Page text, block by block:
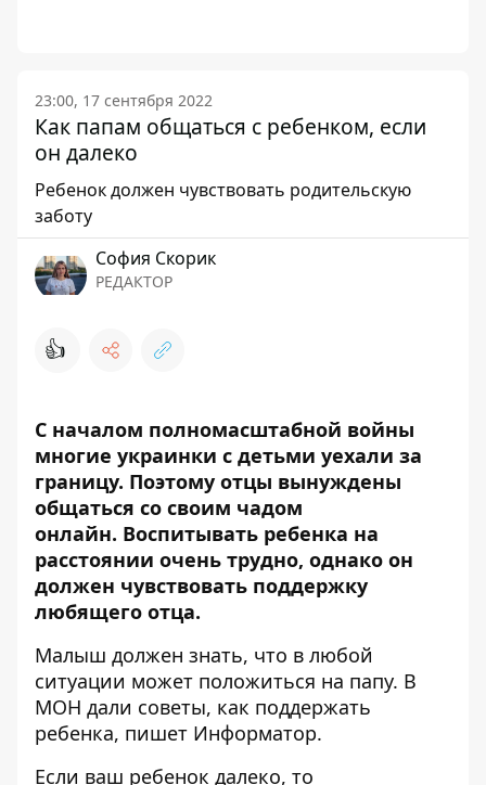
23:00, 17 сентября 2022
Как папам общаться с ребенком, если
он далеко
Ребенок должен чувствовать родительскую
заботу
София Скорик
РЕДАКТОР
👍
С началом полномасштабной войны
многие украинки с детьми уехали за
границу. Поэтому отцы вынуждены
общаться со своим чадом
онлайн. Воспитывать ребенка на
расстоянии очень трудно, однако он
должен чувствовать поддержку
любящего отца.
Малыш должен знать, что в любой
ситуации может положиться на папу. В
МОН дали советы, как поддержать
ребенка, пишет Информатор.
Если ваш ребенок далеко, то